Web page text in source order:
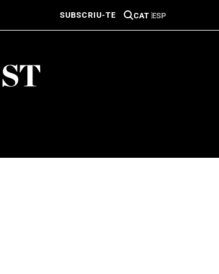
SUBSCRIU-TE CAT ESP